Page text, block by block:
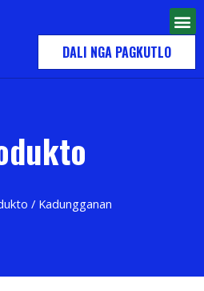
DALI NGA PAGKUTLO
/ Kadungganan